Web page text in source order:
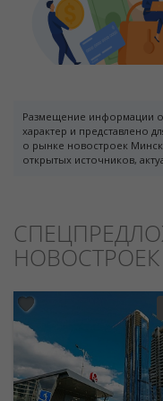
Размещение информации
характер и представлено
о рынке новостроек
открытых источников,
НОВОСТРОЕК